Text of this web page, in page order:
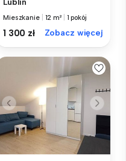
Lublin
Mieszkanie 12 m² 1 pokój
1 300 zł Zobacz więcej